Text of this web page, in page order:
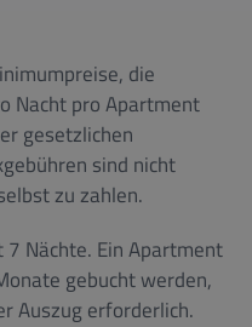
die
Nacht pro Apartment
gesetzlichen
sind nicht
zu zahlen.
Nächte. Ein Apartment
gebucht werden,
Auszug erforderlich.